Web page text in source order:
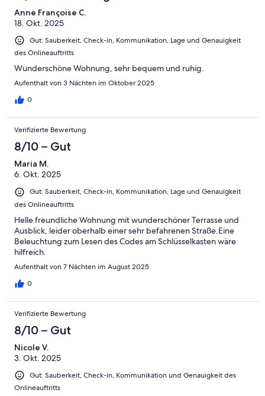
Anne Françoise C.
18. Okt. 2025
Gut: Sauberkeit, Check-in, Kommunikation, Lage und Genauigkeit
des Onlineauftritts
Wunderschöne Wohnung, sehr bequem und ruhig.
Aufenthalt von 3 Nächten im Oktober 2025
0
Verifizierte Bewertung
8/10 – Gut
Maria M.
6. Okt. 2025
Gut: Sauberkeit, Check-in, Kommunikation, Lage und Genauigkeit
des Onlineauftritts
Helle freundliche Wohnung mit wunderschöner Terrasse und
Ausblick, leider oberhalb einer sehr befahrenen Straße.Eine
Beleuchtung zum Lesen des Codes am Schlüsselkasten wäre
hilfreich.
Aufenthalt von 7 Nächten im August 2025
0
Verifizierte Bewertung
8/10 – Gut
Nicole V.
3. Okt. 2025
Gut: Sauberkeit, Check-in, Kommunikation und Genauigkeit des
Onlineauftritts